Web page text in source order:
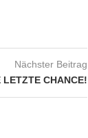
Nächster Beitrag
LETZTE CHANCE!